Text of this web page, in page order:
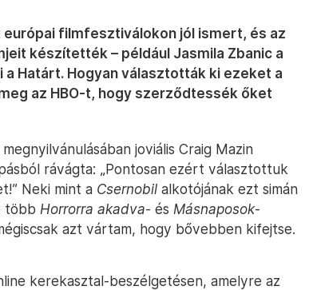
filmfesztiválokon jól ismert, és az
készítették – például Jasmila Zbanic a
a Határt. Hogyan választották ki ezeket a
az HBO-t, hogy szerződtessék őket
joviális Craig Mazin
rávágta: „Pontosan ezért választottuk
Neki mint a Csernobil alkotójának ezt simán
több Horrorra akadva- és Másnaposok-
azt vártam, hogy bővebben kifejtse.
kerekasztal-beszélgetésen, amelyre az